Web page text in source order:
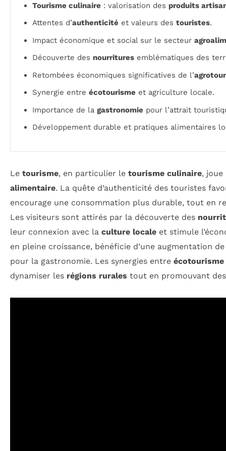
Tourisme culinaire : valorisation des produits
Attentes d’authenticité et valeurs des touristes.
Impact économique et social sur le secteur
Découverte des nourritures emblématiques des
Retombées économiques significatives de l’
Synergie entre écotourisme et agriculture locale.
Importance de la gastronomie pour l’attrait
Développement durable et pratiques alimentaires
Le tourisme, en particulier le tourisme culinaire, joue
alimentaire. La quête d’authenticité des touristes
encourage une consommation plus durable, tout en
Les visiteurs sont attirés par la découverte des
leur connexion avec la culture locale et stimule
en pleine croissance, bénéficie d’une augmentation
pour la gastronomie. Les synergies entre écotourisme
dynamiser les régions rurales tout en promouvant